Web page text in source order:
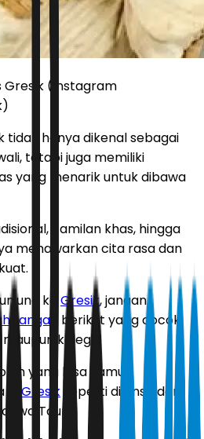
Gresik (Instagram
tidak hanya dikenal sebagai
tetapi juga memiliki
yang menarik untuk dibawa
camilan khas, hingga
menawarkan cita rasa dan
ke Gresik, jangan
tangan
berikut yang cocok
kolega.
yang bisa kamu
Gresik seperti dilansir dari
Tour.